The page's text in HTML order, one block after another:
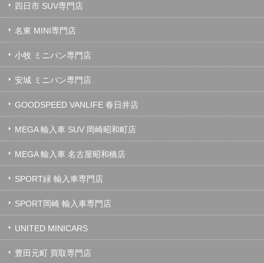
四日市 SUV専門店
名東 MINI専門店
小牧 ミニバン専門店
安城 ミニバン専門店
GOODSPEED VANLIFE 春日井店
MEGA 輸入車 SUV 岡崎昭和町店
MEGA 輸入車 名古屋昭和橋店
SPORT緑 輸入車専門店
SPORT岡崎 輸入車専門店
UNITED MINICARS
豊田元町 買取専門店